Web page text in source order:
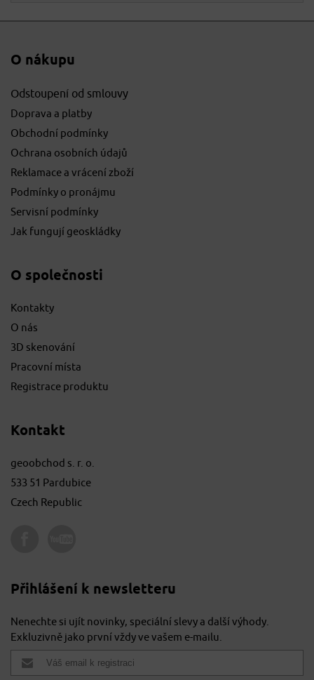
O nákupu
Odstoupení od smlouvy
Doprava a platby
Obchodní podmínky
Ochrana osobních údajů
Reklamace a vrácení zboží
Podmínky o pronájmu
Servisní podmínky
Jak fungují geoskládky
O společnosti
Kontakty
O nás
3D skenování
Pracovní místa
Registrace produktu
Kontakt
geoobchod s. r. o.
533 51 Pardubice
Czech Republic
Přihlášení k newsletteru
Nenechte si ujít novinky, speciální slevy a další výhody.
Exkluzivně jako první vždy ve vašem e-mailu.